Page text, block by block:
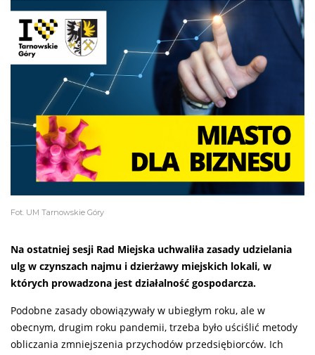
Fot. UM Tarnowskie Góry
Na ostatniej sesji Rad Miejska uchwaliła zasady udzielania
ulg w czynszach najmu i dzierżawy miejskich lokali, w
których prowadzona jest działalność gospodarcza.
Podobne zasady obowiązywały w ubiegłym roku, ale w
obecnym, drugim roku pandemii, trzeba było uściślić metody
obliczania zmniejszenia przychodów przedsiębiorców. Ich